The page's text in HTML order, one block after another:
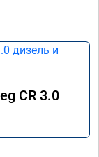
CR 3.0